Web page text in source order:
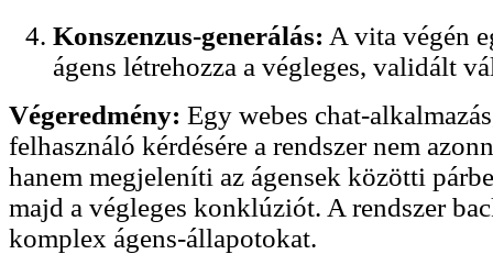
Konszenzus-generálás: A vita végén
ágens létrehozza a végleges, validált
Végeredmény: Egy webes chat-
felhasználó kérdésére a rendszer nem
hanem megjeleníti az ágensek közötti
majd a végleges konklúziót. A rendszer
komplex ágens-állapotokat.